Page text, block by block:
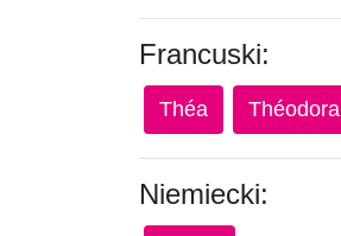
Francuski:
Théa Théodora
Niemiecki: